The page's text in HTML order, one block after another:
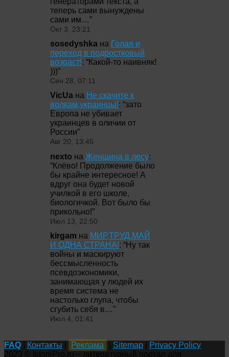
теперь сами вынуждены
сами им…”
Окт 3, 23:21
sosedyshka на Голая и
переход в подростковый
возраст!: “Какой-то наивняк!
)))”
Сен 28, 07:11
VicUa на Не скачите к
волкам,украинцы!: “зато
Европа не убивает
украинцев в оличии от
России”
Авг 20, 13:45
nexto на Женщина в лесу:
“Клёво! Продолжение было
бы крайне интересное! А
вдруг она будет новой
училкой в его школе,
биологичкой. Вот было бы
прикольно!”
Июл 13, 22:50
kirgam на МИР,ТРУД,МАЙ
И ОДНА СТРАНА!: “Ну так
войны и маскируют
бессмысленность
псевдоэкономики,
занимающая у людей их
время система не
настолько глупа, чтобы
сгубить себя в…”
Июл 4, 01:41
FAQ Контакты Реклама Sitemap
Privacy Policy